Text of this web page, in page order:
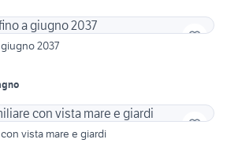
fino a giugno 2037
vista mare e giardi